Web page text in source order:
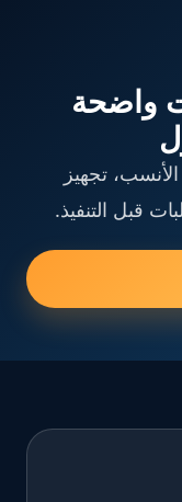
واضحة
تجهيز
قبل التنفيذ.